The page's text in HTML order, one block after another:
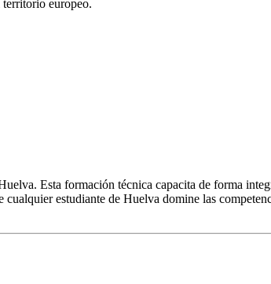
territorio europeo.
Esta formación técnica capacita de forma
estudiante de Huelva domine las